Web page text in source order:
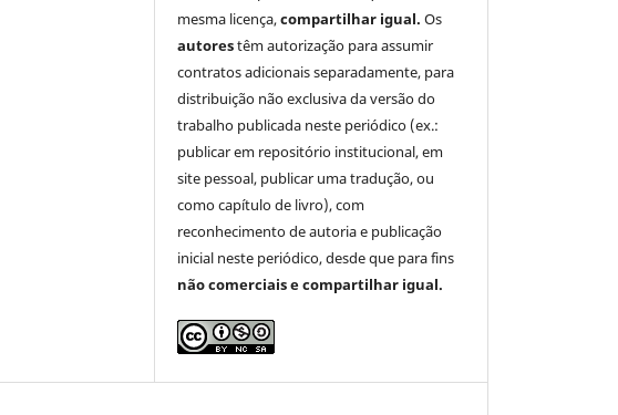
mesma licença,compartilhar igual.Os
autorestêm autorização para assumir
contratos adicionais separadamente, para
distribuição não exclusiva da versão do
trabalho publicada neste periódico (ex.:
publicar em repositório institucional, em
site pessoal, publicar uma tradução, ou
como capítulo de livro), com
reconhecimento de autoria e publicação
inicial neste periódico, desde que para fins
não comerciais e compartilhar igual.